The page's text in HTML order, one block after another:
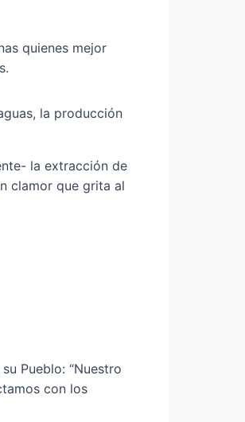
quienes mejor
la producción
la extracción de
clamor que grita al
Pueblo: “Nuestro
con los